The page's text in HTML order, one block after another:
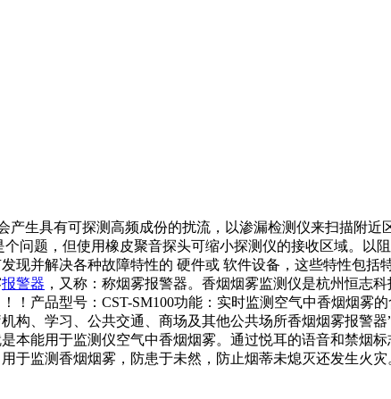
生具有可探测高频成份的扰流，以渗漏检测仪来扫描附近
问题，但使用橡皮聚音探头可缩小探测仪的接收区域。以
现并解决各种故障特性的 硬件或 软件设备，这些特性包
报警器 ，又称：称烟雾报警器。香烟烟雾监测仪是杭州恒志
！产品型号：CST-SM100功能：实时监测空气中香烟烟雾
构、学习、公共交通、商场及其他公共场所香烟烟雾报警
本能用于监测仪空气中香烟烟雾。通过悦耳的语音和禁烟
于监测香烟烟雾，防患于未然，防止烟蒂未熄灭还发生火灾